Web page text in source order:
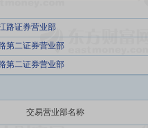
路证券营业部
第二证券营业部
第二证券营业部
交易营业部名称